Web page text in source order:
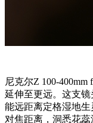
尼克尔Z 100-
延伸至更远。这支
能远距离定格湿地
对焦距离，洞悉花